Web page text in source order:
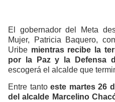
El gobernador del Meta
Mujer, Patricia Baquero,
Uribe mientras recibe la
por la Paz y la Defensa
escogerá el alcalde que
Entre tantoeste martes 26
del alcalde Marcelino